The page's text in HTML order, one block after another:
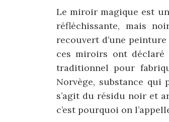
Le miroir magique est
réfléchissante, mais
recouvert d’une
ces miroirs ont déclaré
traditionnel pour
Norvège, substance qui
s’agit du résidu noir et
c’est pourquoi on